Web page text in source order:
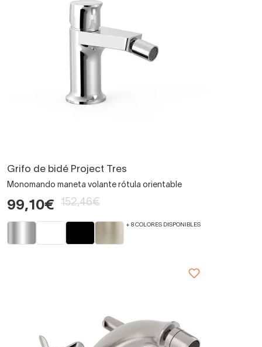
Grifo de bidé Project Tres
Monomando maneta volante rótula orientable
99,10€ 152,46€
+ 8 COLORES DISPONIBLES